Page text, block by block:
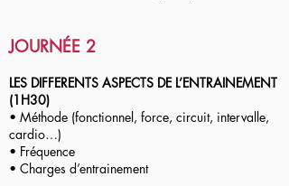
JOURNÉE 2
LES DIFFERENTS ASPECTS DE L’ENTRAINEMENT
(1H30)
• Méthode (fonctionnel, force, circuit, intervalle,
cardio…)
• Fréquence
• Charges d’entrainement